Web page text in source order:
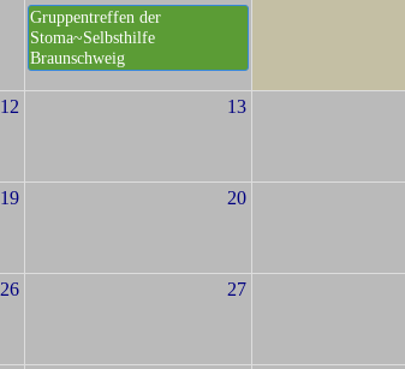
Gruppentreffen der
Stoma~Selbsthilfe
Braunschweig
12 13
19 20
26 27